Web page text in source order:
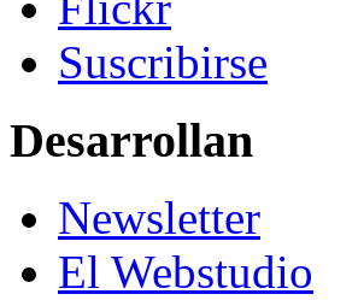
Suscribirse
Desarrollan
Newsletter
El Webstudio